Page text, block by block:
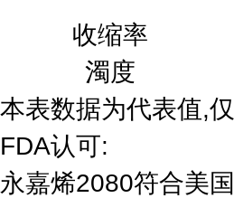
收缩率
濁度
本表数据为代表值,
FDA认可:
永嘉烯2080符合美